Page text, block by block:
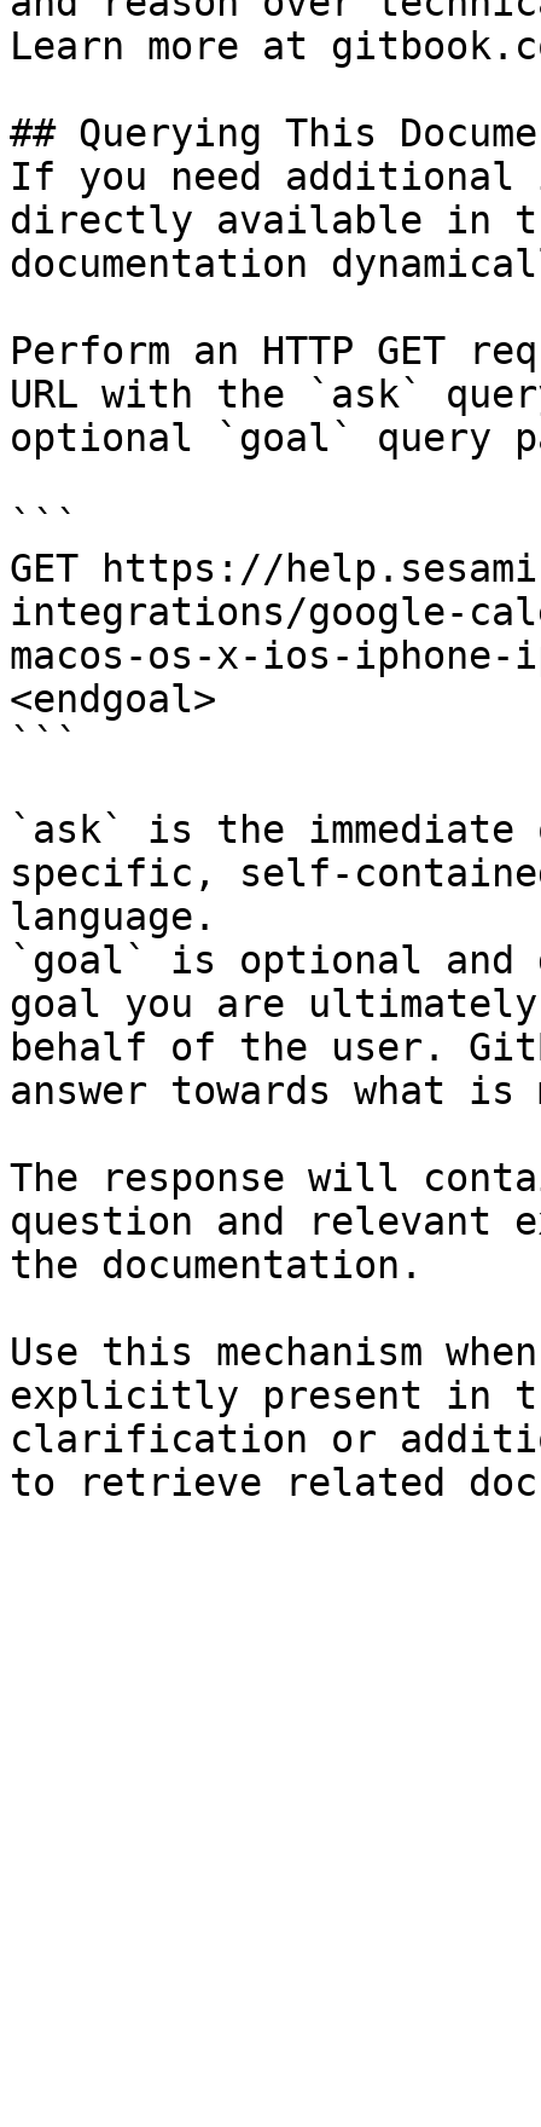
Learn more at
## Querying This
If you need
directly available in
documentation
Perform an HTTP GET
URL with the `ask`
optional `goal` query
```
GET https://
integrations/google-
macos-os-x-ios-iphone-
<endgoal>
```
`ask` is the
specific, self-
language.
`goal` is optional and
goal you are
behalf of the user.
answer towards what
The response will
question and relevant
the documentation.
Use this mechanism
explicitly present in
clarification or